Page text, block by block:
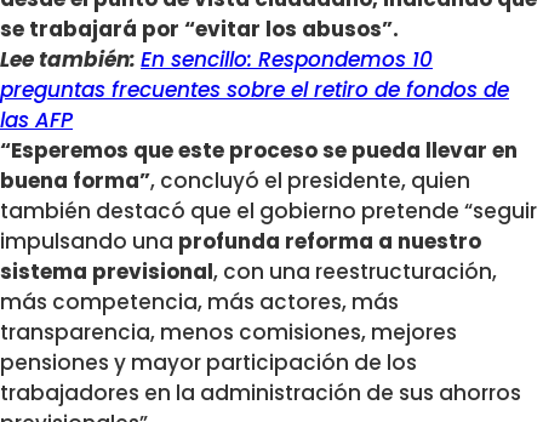
se trabajará por “evitar los abusos”.
Lee también: En sencillo: Respondemos 10
preguntas frecuentes sobre el retiro de fondos de
las AFP
“Esperemos que este proceso se pueda llevar en
buena forma”, concluyó el presidente, quien
también destacó que el gobierno pretende “seguir
impulsando una profunda reforma a nuestro
sistema previsional, con una reestructuración,
más competencia, más actores, más
transparencia, menos comisiones, mejores
pensiones y mayor participación de los
trabajadores en la administración de sus ahorros